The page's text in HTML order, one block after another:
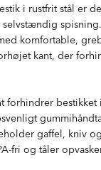
i rustfrit stål er
selvstændig
komfortable,
kant, der
forhindrer
gaffel, kniv
fri og tåler